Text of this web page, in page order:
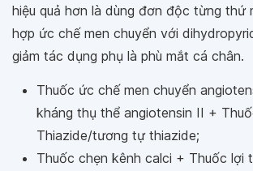
hiệu quả hơn là dùng đơn độc từng thứ
hợp ức chế men chuyển với
giảm tác dụng phụ là phù mắt cá chân.
Thuốc ức chế men chuyển
kháng thụ thể angiotensin II +
Thiazide/tương tự thiazide;
Thuốc chẹn kênh calci + Thuốc lợi